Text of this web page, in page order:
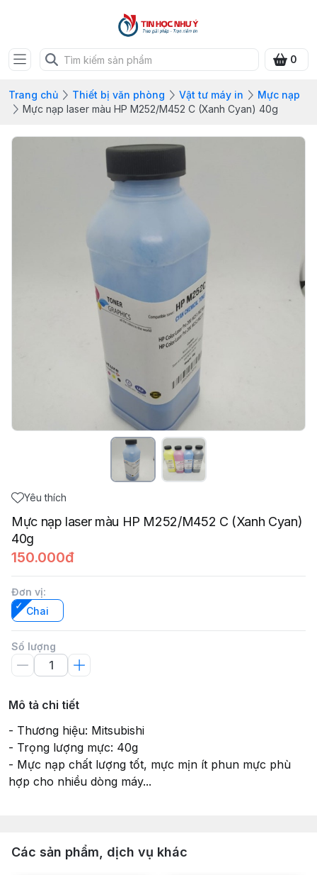
0
Trang chủ Thiết bị văn phòng Vật tư máy in
Mực nạp
Mực nạp laser màu HP M252/M452 C (Xanh Cyan) 40g
Yêu thích
Mực nạp laser màu HP M252/M452 C (Xanh Cyan)
40g
150.000đ
Đơn vị:
Chai
Số lượng
Mô tả chi tiết
- Thương hiệu: Mitsubishi
- Trọng lượng mực: 40g
- Mực nạp chất lượng tốt, mực mịn ít phun mực phù
hợp cho nhiều dòng máy...
Các sản phẩm, dịch vụ khác